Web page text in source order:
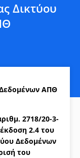
Δικτύου
Δεδομένων ΑΠΘ
2718/20-3-
2.4 του
Δεδομένων
του